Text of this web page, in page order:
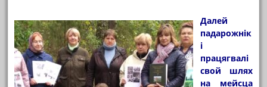
Далей
падарожнік
і
працягвалі
свой шлях
на мейсца